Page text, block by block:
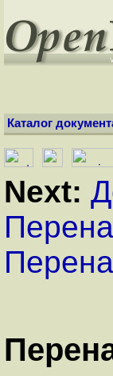
Каталог
Next: